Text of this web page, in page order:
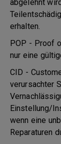
abgelehnt
erhalten.
POP - Proof
nur eine
CID -
verursachter
Einstellung/
wenn eine
Reparaturen